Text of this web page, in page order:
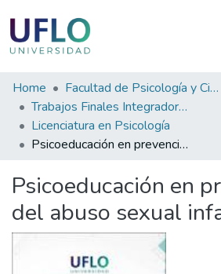
Communities
&
Collections
Statistics
Home
Facultad de Psicología y Ciencias Sociales
Trabajos Finales Integradores (TFI) de Grado
Licenciatura en Psicología
Psicoeducación en prevención del abuso sexual infantil
Psicoeducación en
del abuso sexual